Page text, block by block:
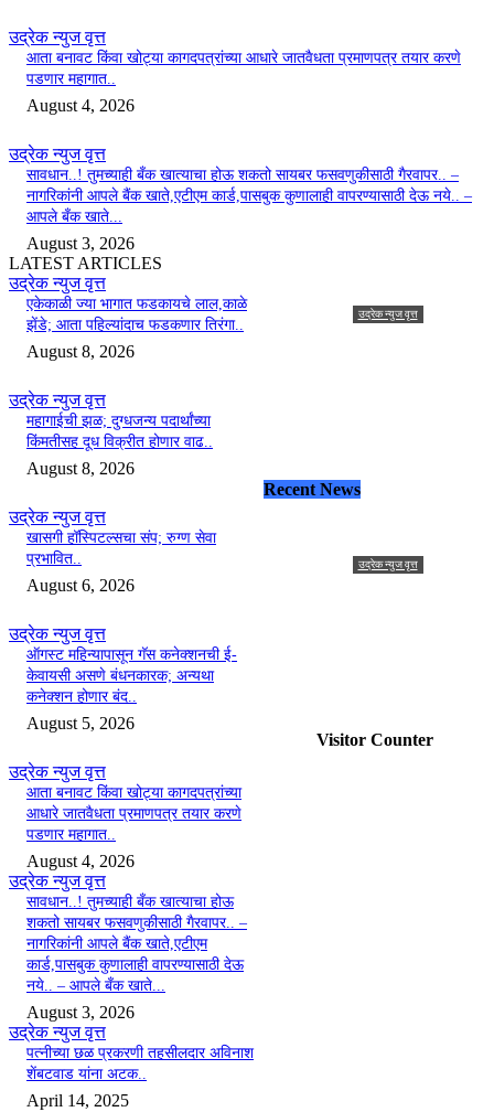
उद्रेक न्युज वृत्त
आता बनावट किंवा खोट्या कागदपत्रांच्या आधारे जातवैधता प्रमाणपत्र तयार करणे
पडणार महागात..
August 4, 2026
उद्रेक न्युज वृत्त
सावधान..! तुमच्याही बँक खात्याचा होऊ शकतो सायबर फसवणुकीसाठी गैरवापर.. –
नागरिकांनी आपले बैंक खाते,एटीएम कार्ड,पासबुक कुणालाही वापरण्यासाठी देऊ नये.. –
आपले बँक खाते...
August 3, 2026
LATEST ARTICLES
उद्रेक न्युज वृत्त
एकेकाळी ज्या भागात फडकायचे लाल,काळे
झेंडे; आता पहिल्यांदाच फडकणार तिरंगा..
August 8, 2026
उद्रेक न्युज वृत्त
महागाईची झळ; दुग्धजन्य पदार्थांच्या
किंमतीसह दूध विक्रीत होणार वाढ..
August 8, 2026
उद्रेक न्युज वृत्त
खासगी हॉस्पिटल्सचा संप; रुग्ण सेवा
प्रभावित..
August 6, 2026
उद्रेक न्युज वृत्त
ऑगस्ट महिन्यापासून गॅस कनेक्शनची ई-
केवायसी असणे बंधनकारक; अन्यथा
कनेक्शन होणार बंद..
August 5, 2026
उद्रेक न्युज वृत्त
आता बनावट किंवा खोट्या कागदपत्रांच्या
आधारे जातवैधता प्रमाणपत्र तयार करणे
पडणार महागात..
August 4, 2026
उद्रेक न्युज वृत्त
सावधान..! तुमच्याही बँक खात्याचा होऊ
शकतो सायबर फसवणुकीसाठी गैरवापर.. –
नागरिकांनी आपले बैंक खाते,एटीएम
कार्ड,पासबुक कुणालाही वापरण्यासाठी देऊ
नये.. – आपले बँक खाते...
August 3, 2026
उद्रेक न्युज वृत्त
पत्नीच्या छळ प्रकरणी तहसीलदार अविनाश
शेंबटवाड यांना अटक..
April 14, 2025
उद्रेक न्युज वृत्त
Recent News
उद्रेक न्युज वृत्त
Visitor Counter